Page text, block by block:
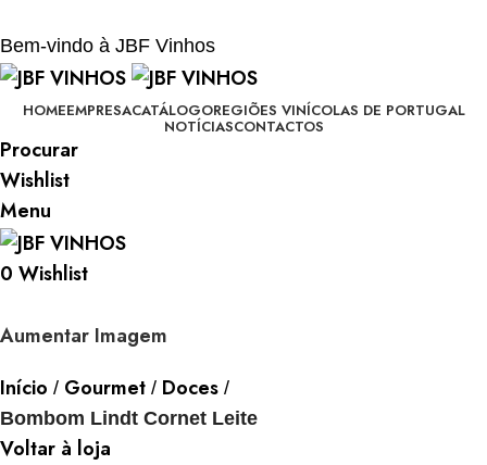
Bem-vindo à JBF Vinhos
HOMEEMPRESACATÁLOGOREGIÕES VINÍCOLAS DE PORTUGAL
NOTÍCIASCONTACTOS
Procurar
Wishlist
Menu
0 Wishlist
Aumentar Imagem
Início
Gourmet Doces
Bombom Lindt Cornet Leite
Voltar à loja